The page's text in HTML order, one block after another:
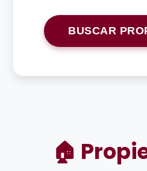
BUSCAR
🏠